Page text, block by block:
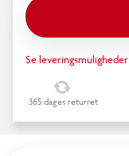
Se leveringsmuligheder
365 dages returret